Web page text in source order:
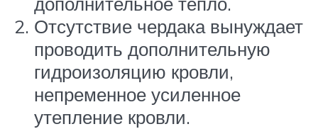
Отсутствие чердака вынуждает
проводить дополнительную
гидроизоляцию кровли,
непременное усиленное
утепление кровли.